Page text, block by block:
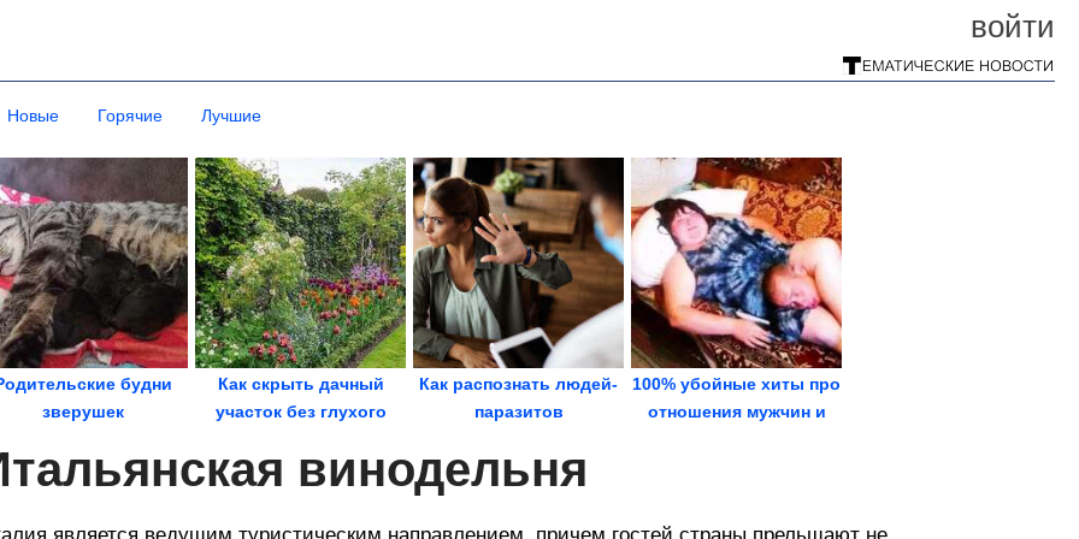
войти
Новые Горячие Лучшие
будни
зверушек
Как cкрыть дачный
участок без глухого
Как распознать людей-
паразитов
100% убойные хиты про
отношения мужчин и
винодельня